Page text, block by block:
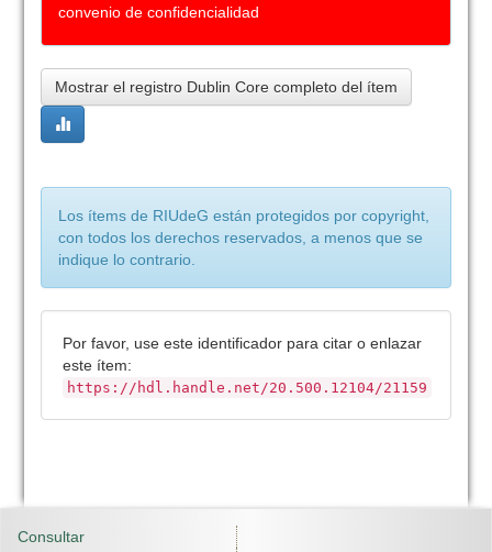
convenio de confidencialidad
Mostrar el registro Dublin Core completo del ítem
Los ítems de RIUdeG están protegidos por copyright,
con todos los derechos reservados, a menos que se
indique lo contrario.
Por favor, use este identificador para citar o enlazar
este ítem:
https://hdl.handle.net/20.500.12104/21159
Consultar